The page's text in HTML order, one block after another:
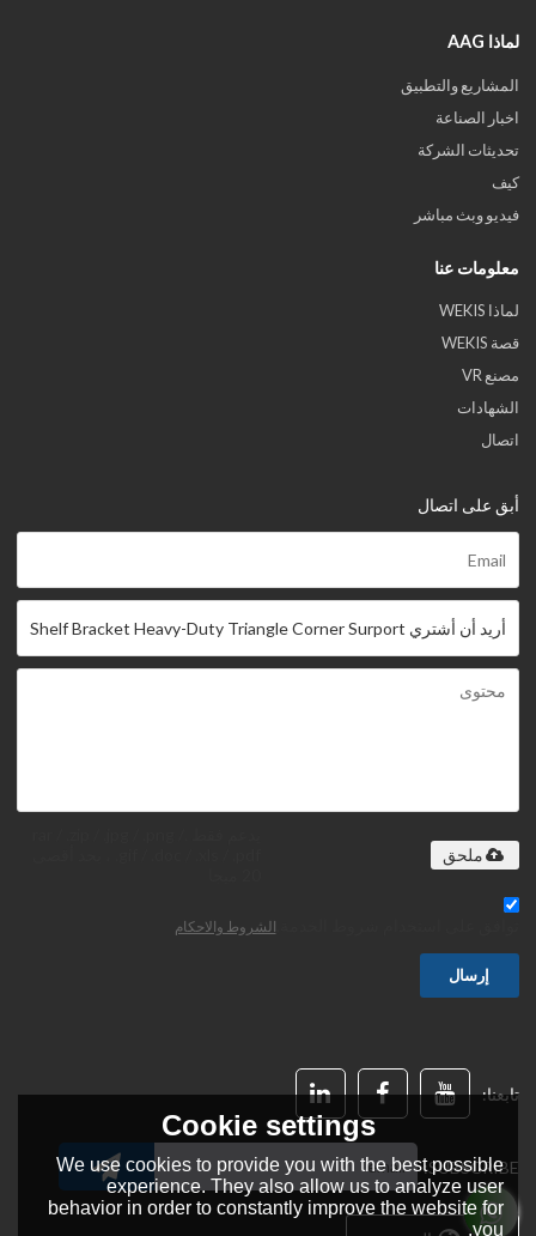
لماذا AAG
المشاريع والتطبيق
اخبار الصناعة
تحديثات الشركة
كيف
فيديو وبث مباشر
معلومات عنا
لماذا WEKIS
قصة WEKIS
مصنع VR
الشهادات
اتصال
أبق على اتصال
ملحق
الشروط والاحكام
إرسال
تابعنا:
SUBSCRIBE:
Cookie settings
We use cookies to provide you with the best possible
experience. They also allow us to analyze user
behavior in order to constantly improve the website for
you.